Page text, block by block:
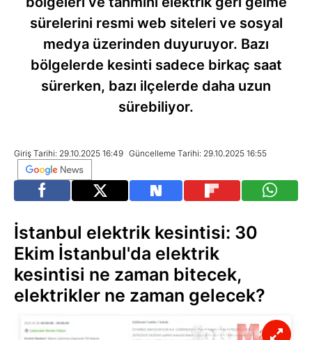
sürelerini resmi web siteleri ve sosyal
medya üzerinden duyuruyor. Bazı
bölgelerde kesinti sadece birkaç saat
sürerken, bazı ilçelerde daha uzun
sürebiliyor.
Giriş Tarihi: 29.10.2025 16:49 Güncelleme Tarihi: 29.10.2025 16:55
İstanbul elektrik kesintisi: 30
Ekim İstanbul'da elektrik
kesintisi ne zaman bitecek,
elektrikler ne zaman gelecek?